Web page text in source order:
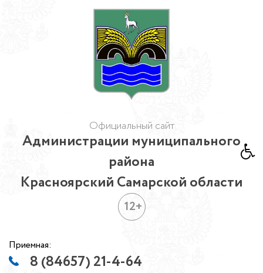
Официальный сайт
Администрации муниципального
района
Красноярский Самарской области
12+
Приемная:
8 (84657) 21-4-64